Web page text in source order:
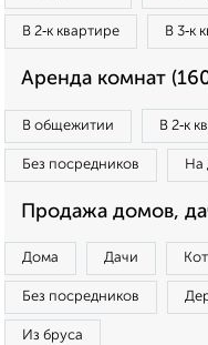
В 2‑к квартире В 3‑к
Аренда комнат
В общежитии В 2‑к
Без посредников На
Продажа домов,
Дома Дачи
Без посредников
Из бруса